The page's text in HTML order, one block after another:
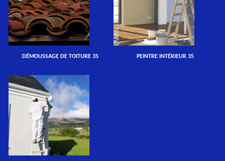
DÉMOUSSAGE DE TOITURE 35 PEINTRE INTÉRIEUR 35